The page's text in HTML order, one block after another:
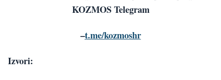
KOZMOS Telegram
–t.me/kozmoshr
Izvori: